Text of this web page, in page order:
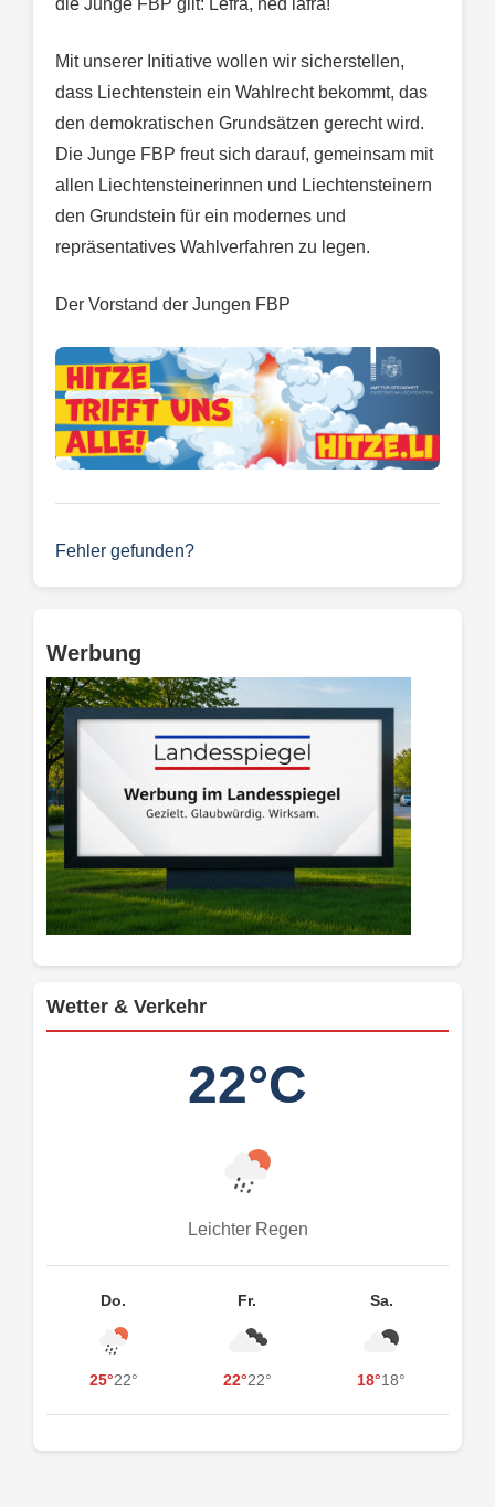
Mit unserer Initiative wollen wir sicherstellen,
dass Liechtenstein ein Wahlrecht bekommt, das
den demokratischen Grundsätzen gerecht wird.
Die Junge FBP freut sich darauf, gemeinsam mit
allen Liechtensteinerinnen und Liechtensteinern
den Grundstein für ein modernes und
repräsentatives Wahlverfahren zu legen.
Der Vorstand der Jungen FBP
Fehler gefunden?
Werbung
Wetter & Verkehr
22°C
Leichter Regen
Do.
25°22°
Fr.
22°22°
Sa.
18°18°